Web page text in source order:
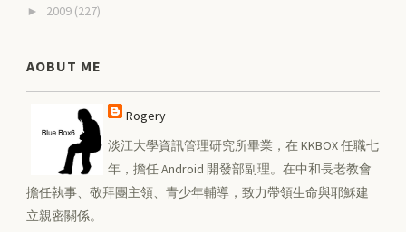
► 2009 (227)
AOBUT ME
Rogery
淡江大學資訊管理研究所畢業，在 KKBOX 任職七
年，擔任 Android 開發部副理。在中和長老教會
擔任執事、敬拜團主領、青少年輔導，致力帶領生命與耶穌建
立親密關係。